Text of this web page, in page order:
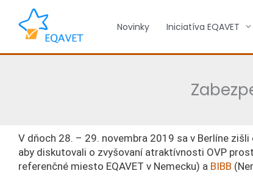
Preskočiť
obsah
Novinky Iniciatíva EQAVET
V dňoch 28. – 29. novembra 2019 sa v Berlíne
aby diskutovali o zvyšovaní atraktívnosti OVP
referenčné miesto EQAVET v Nemecku) a BIBB